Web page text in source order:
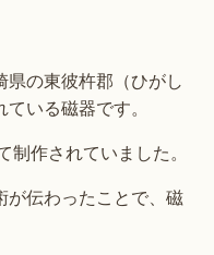
の東彼杵郡（ひがし
いる磁器です。
作されていました。
が伝わったことで、磁